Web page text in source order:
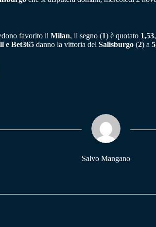
favorito il Milan, il segno (1) è quotato 1,53
e Bet365 danno la vittoria del Salisburgo (2) a
Salvo Mangano